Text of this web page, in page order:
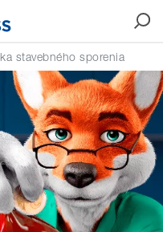
stavebného sporenia